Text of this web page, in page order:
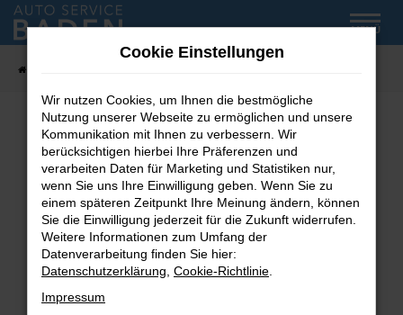
Zum
Hauptinhalt
MENÜ
Fehler: Network Error
Beim Laden ist ein Fehler aufgetreten.
Hier sind ein paar Tipps, die dir helfen können:
Überprüfe deine Firewall und deine
Internetverbindung.
Laden andere Webseiten, zum Beispiel deine
Suchmaschine?
Cookie Einstellungen
Wir nutzen Cookies, um Ihnen die bestmögliche
Nutzung unserer Webseite zu ermöglichen und unsere
Kommunikation mit Ihnen zu verbessern. Wir
berücksichtigen hierbei Ihre Präferenzen und
verarbeiten Daten für Marketing und Statistiken nur,
wenn Sie uns Ihre Einwilligung geben. Wenn Sie zu
einem späteren Zeitpunkt Ihre Meinung ändern, können
Sie die Einwilligung jederzeit für die Zukunft widerrufen.
Weitere Informationen zum Umfang der
Datenverarbeitung finden Sie hier:
Datenschutzerklärung Cookie-Richtlinie
Impressum